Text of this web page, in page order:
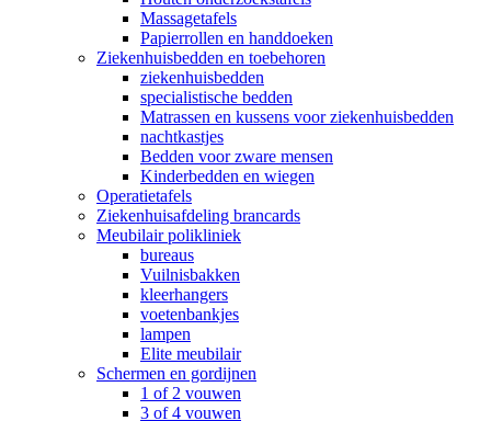
Massagetafels
Papierrollen en handdoeken
Ziekenhuisbedden en toebehoren
ziekenhuisbedden
specialistische bedden
Matrassen en kussens voor ziekenhuisbedden
nachtkastjes
Bedden voor zware mensen
Kinderbedden en wiegen
Operatietafels
Ziekenhuisafdeling brancards
Meubilair polikliniek
bureaus
Vuilnisbakken
kleerhangers
voetenbankjes
lampen
Elite meubilair
Schermen en gordijnen
1 of 2 vouwen
3 of 4 vouwen